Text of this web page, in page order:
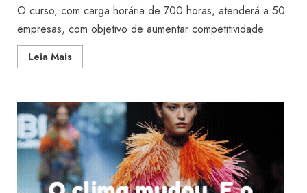
O curso, com carga horária de 700 horas, atenderá a 50
empresas, com objetivo de aumentar competitividade
Leia MaisRead
more
de
Americana
promove
capacitação
em
Qualidade
e
Inovação
5
Projeto testa passaporte digital na
moda nacional
4 de agosto de 2026